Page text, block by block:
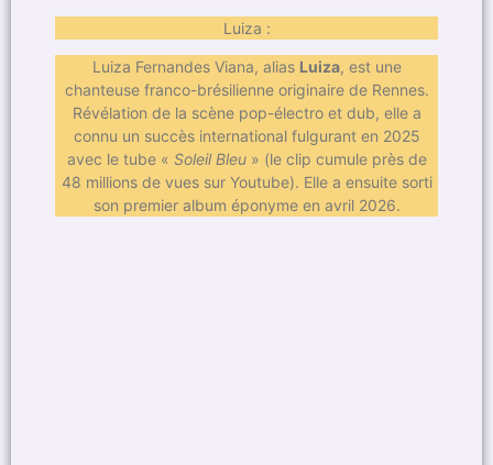
Luiza :
Luiza Fernandes Viana, alias Luiza, est une
chanteuse franco-brésilienne originaire de Rennes.
Révélation de la scène pop-électro et dub, elle a
connu un succès international fulgurant en 2025
avec le tube « Soleil Bleu» (le clip cumule près de
48 millions de vues sur Youtube). Elle a ensuite sorti
son premier album éponyme en avril 2026.